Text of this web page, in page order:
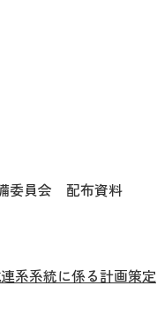
委員会 配布資料
系系統に係る計画策定